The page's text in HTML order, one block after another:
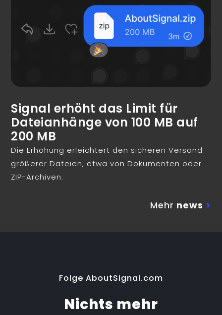
Signal erhöht das Limit für
Dateianhänge von 100 MB auf
200 MB
Die Erhöhung erleichtert den sicheren Versand
größerer Dateien, etwa von Dokumenten oder
ZIP-Archiven.
Mehr news >
Folge AboutSignal.com
Nichts mehr